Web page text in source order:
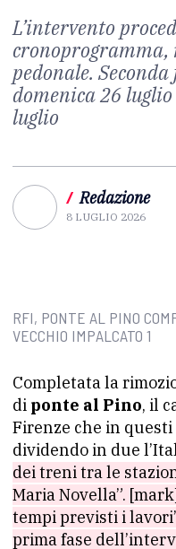
L’intervento
cronoprogramma,
pedonale.
domenica 26
luglio
/ Redazione
8 LUGLIO 2026
RFI, PONTE AL PINO
VECCHIO IMPALCATO 1
Completata la
di ponte al Pino, il
Firenze che in
dividendo in due
dei treni tra le
Maria Novella”.
tempi previsti i
prima fase